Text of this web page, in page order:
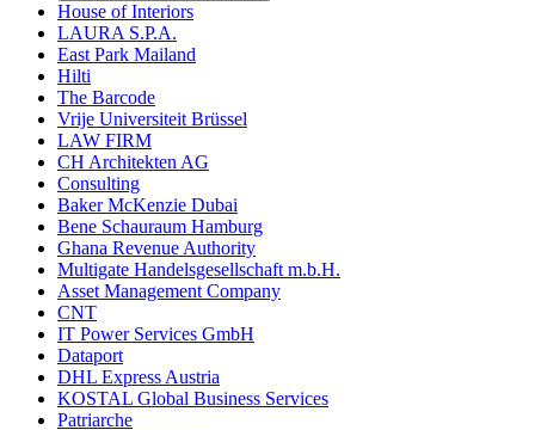
House of Interiors
LAURA S.P.A.
East Park Mailand
Hilti
The Barcode
Vrije Universiteit Brüssel
LAW FIRM
CH Architekten AG
Consulting
Baker McKenzie Dubai
Bene Schauraum Hamburg
Ghana Revenue Authority
Multigate Handelsgesellschaft m.b.H.
Asset Management Company
CNT
IT Power Services GmbH
Dataport
DHL Express Austria
KOSTAL Global Business Services
Patriarche